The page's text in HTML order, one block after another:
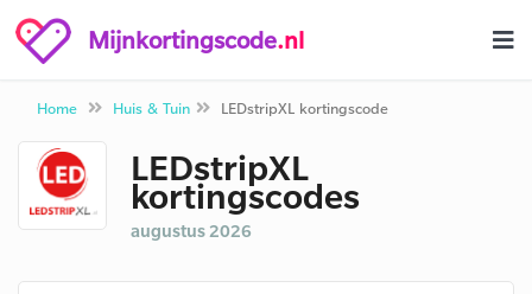
Mijnkortingscode.nl
Home Huis & Tuin LEDstripXL kortingscode
LEDstripXL
kortingscodes
augustus 2026